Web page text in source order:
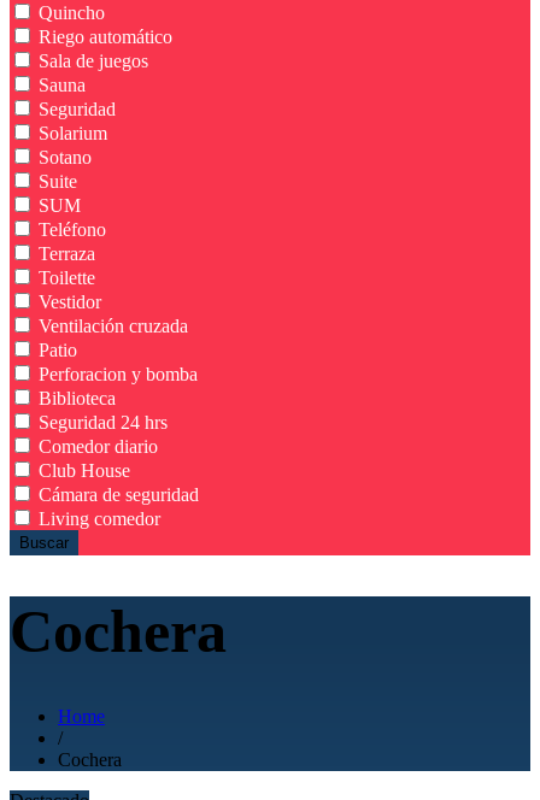
Quincho
Riego automático
Sala de juegos
Sauna
Seguridad
Solarium
Sotano
Suite
SUM
Teléfono
Terraza
Toilette
Vestidor
Ventilación cruzada
Patio
Perforacion y bomba
Biblioteca
Seguridad 24 hrs
Comedor diario
Club House
Cámara de seguridad
Living comedor
Buscar
Cochera
Home
/
Cochera